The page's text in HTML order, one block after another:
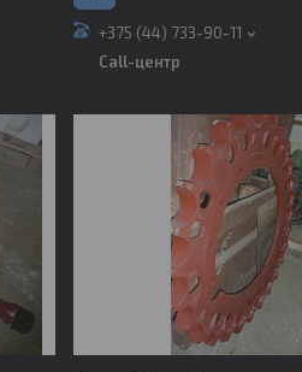
+375 (44) 733-90-11
Call-центр